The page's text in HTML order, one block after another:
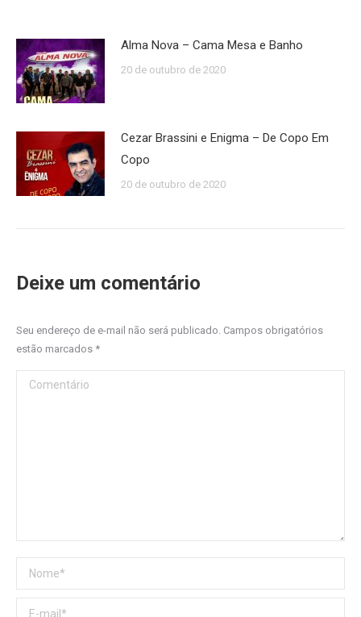
Alma Nova – Cama Mesa e Banho
20 de outubro de 2020
Cezar Brassini e Enigma – De Copo Em
Copo
20 de outubro de 2020
Deixe um comentário
Seu endereço de e-mail não será publicado. Campos obrigatórios
estão marcados *
Comentário
Nome *
E-mail *